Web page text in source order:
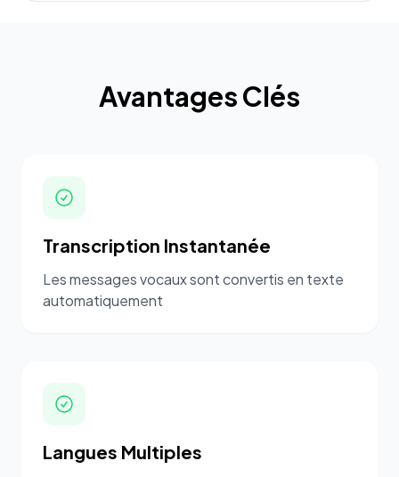
Avantages Clés
Transcription Instantanée
Les messages vocaux sont convertis en texte
automatiquement
Langues Multiples